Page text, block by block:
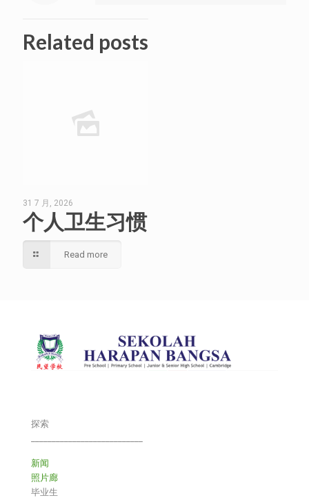
Related posts
31 7 月, 2026
个人卫生习惯
Read more
探索
新闻
照片廊
毕业生